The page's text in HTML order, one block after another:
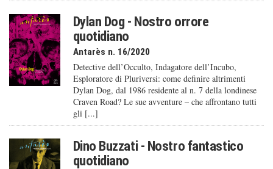
Dylan Dog - Nostro orrore
quotidiano
Antarès n. 16/2020
Detective dell’Occulto, Indagatore dell’Incubo,
Esploratore di Pluriversi: come definire altrimenti
Dylan Dog, dal 1986 residente al n. 7 della londinese
Craven Road? Le sue avventure – che affrontano tutti
gli [...]
Dino Buzzati - Nostro fantastico
quotidiano